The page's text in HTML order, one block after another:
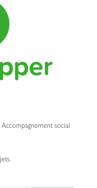
Accompagnement social